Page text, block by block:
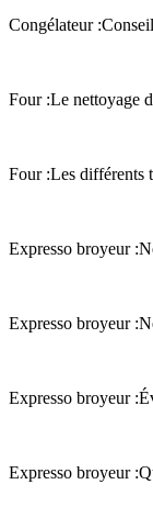
Congélateur :
Four :Le nettoyage
Four :Les différents
Expresso broyeur :
Expresso broyeur :
Expresso broyeur :
Expresso broyeur :